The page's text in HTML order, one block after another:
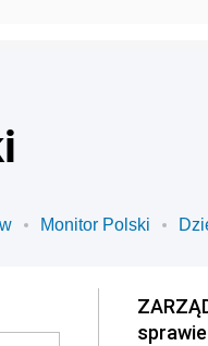
Monitor Polski